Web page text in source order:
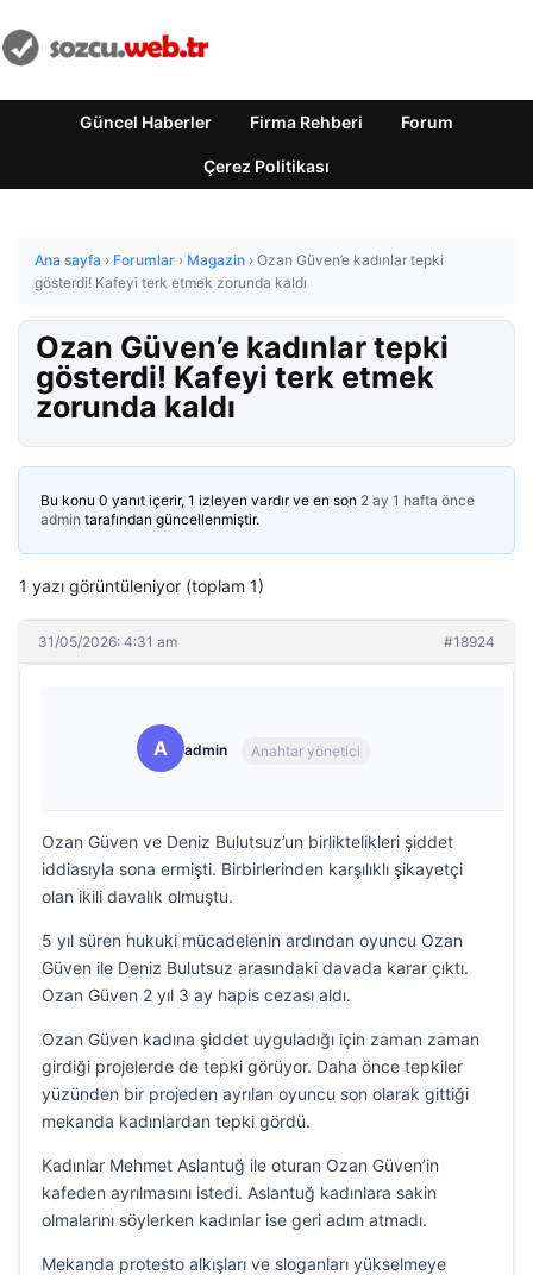
Güncel Haberler Firma Rehberi Forum
Çerez Politikası
Ana sayfa › Forumlar › Magazin › Ozan Güven’e kadınlar tepki
gösterdi! Kafeyi terk etmek zorunda kaldı
Ozan Güven’e kadınlar tepki
gösterdi! Kafeyi terk etmek
zorunda kaldı
Bu konu 0 yanıt içerir, 1 izleyen vardır ve en son 2 ay 1 hafta önce
admin tarafından güncellenmiştir.
1 yazı görüntüleniyor (toplam 1)
31/05/2026: 4:31 am #18924
A admin Anahtar yönetici
Ozan Güven ve Deniz Bulutsuz’un birliktelikleri şiddet
iddiasıyla sona ermişti. Birbirlerinden karşılıklı şikayetçi
olan ikili davalık olmuştu.
5 yıl süren hukuki mücadelenin ardından oyuncu Ozan
Güven ile Deniz Bulutsuz arasındaki davada karar çıktı.
Ozan Güven 2 yıl 3 ay hapis cezası aldı.
Ozan Güven kadına şiddet uyguladığı için zaman zaman
girdiği projelerde de tepki görüyor. Daha önce tepkiler
yüzünden bir projeden ayrılan oyuncu son olarak gittiği
mekanda kadınlardan tepki gördü.
Kadınlar Mehmet Aslantuğ ile oturan Ozan Güven’in
kafeden ayrılmasını istedi. Aslantuğ kadınlara sakin
olmalarını söylerken kadınlar ise geri adım atmadı.
Mekanda protesto alkışları ve sloganları yükselmeye